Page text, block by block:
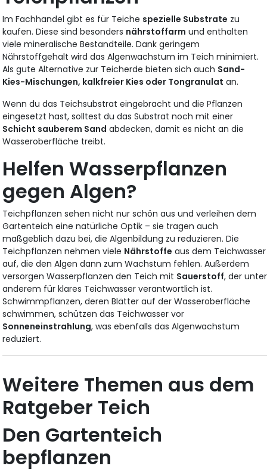
Im Fachhandel gibt es für Teiche spezielle Substrate zu
kaufen. Diese sind besonders nährstoffarm und enthalten
viele mineralische Bestandteile. Dank geringem
Nährstoffgehalt wird das Algenwachstum im Teich minimiert.
Als gute Alternative zur Teicherde bieten sich auch Sand-
Kies-Mischungen, kalkfreier Kies oder Tongranulat an.
Wenn du das Teichsubstrat eingebracht und die Pflanzen
eingesetzt hast, solltest du das Substrat noch mit einer
Schicht sauberem Sand abdecken, damit es nicht an die
Wasseroberfläche treibt.
Helfen Wasserpflanzen
gegen Algen?
Teichpflanzen sehen nicht nur schön aus und verleihen dem
Gartenteich eine natürliche Optik – sie tragen auch
maßgeblich dazu bei, die Algenbildung zu reduzieren. Die
Teichpflanzen nehmen viele Nährstoffe aus dem Teichwasser
auf, die den Algen dann zum Wachstum fehlen. Außerdem
versorgen Wasserpflanzen den Teich mit Sauerstoff, der unter
anderem für klares Teichwasser verantwortlich ist.
Schwimmpflanzen, deren Blätter auf der Wasseroberfläche
schwimmen, schützen das Teichwasser vor
Sonneneinstrahlung, was ebenfalls das Algenwachstum
reduziert.
Weitere Themen aus dem
Ratgeber Teich
Den Gartenteich
bepflanzen